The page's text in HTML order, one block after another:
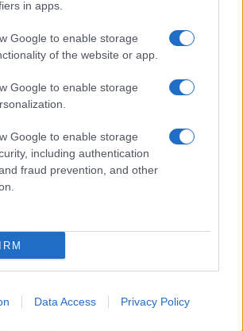
in apps.
Google to enable storage
of the website or app.
Google to enable storage
Google to enable storage
including authentication
fraud prevention, and other
Data Access Privacy Policy
fie și cu bună intenție, căci a răni
iar a îndrepta e imposibil.” —